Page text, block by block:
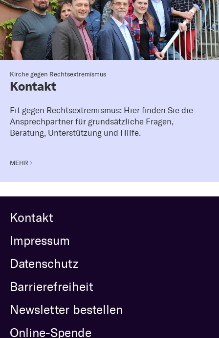
Kirche gegen Rechtsextremismus
Kontakt
Fit gegen Rechtsextremismus: Hier finden Sie die
Ansprechpartner für grundsätzliche Fragen,
Beratung, Unterstützung und Hilfe.
MEHR
Kontakt
Impressum
Datenschutz
Barrierefreiheit
Newsletter bestellen
Online-Spende